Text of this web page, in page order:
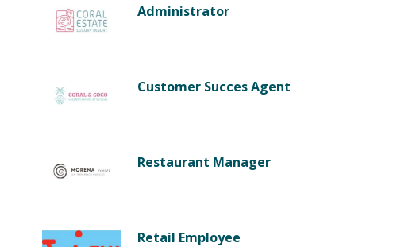
Administrator
Customer Succes Agent
Restaurant Manager
Retail Employee